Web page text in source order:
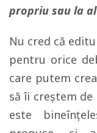
propriu sau la
Nu cred că
pentru orice
care putem
să îi creştem
este